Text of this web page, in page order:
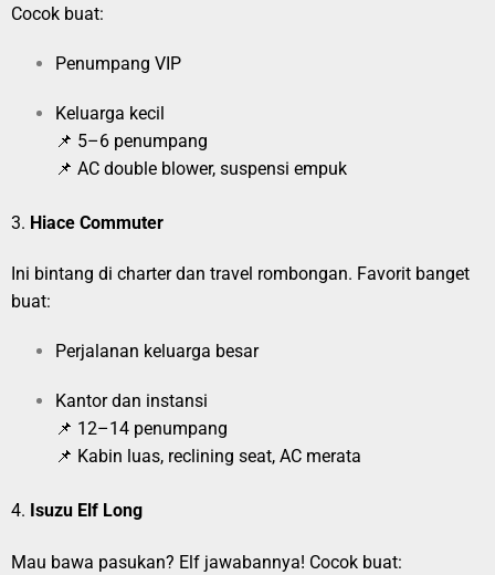
Cocok buat:
Penumpang VIP
Keluarga kecil
📌 5–6 penumpang
📌 AC double blower, suspensi empuk
3. Hiace Commuter
Ini bintang di charter dan travel rombongan. Favorit banget
buat:
Perjalanan keluarga besar
Kantor dan instansi
📌 12–14 penumpang
📌 Kabin luas, reclining seat, AC merata
4. Isuzu Elf Long
Mau bawa pasukan? Elf jawabannya! Cocok buat: